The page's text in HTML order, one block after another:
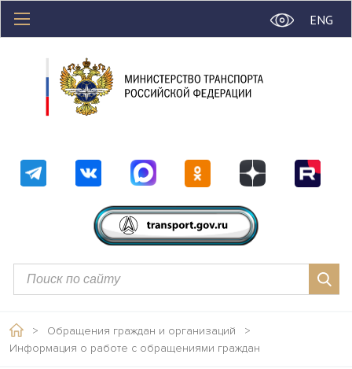
ENG
> Обращения граждан и организаций
>
Информация о работе с обращениями граждан